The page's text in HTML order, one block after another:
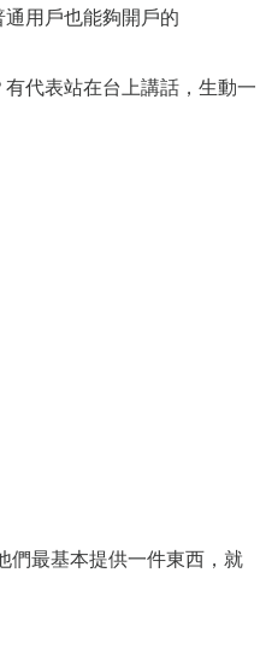
用戶也能夠開戶的
代表站在台上講話，生動一
們最基本提供一件東西，就